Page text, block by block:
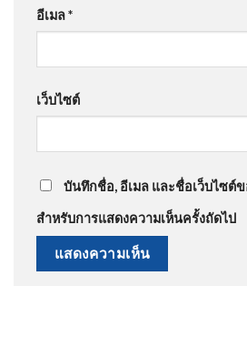
อีเมล*
เว็บไซต์
บันทึกชื่อ, อีเมล และชื่อเว็บไซต์
สำหรับการแสดงความเห็นครั้งถัดไป